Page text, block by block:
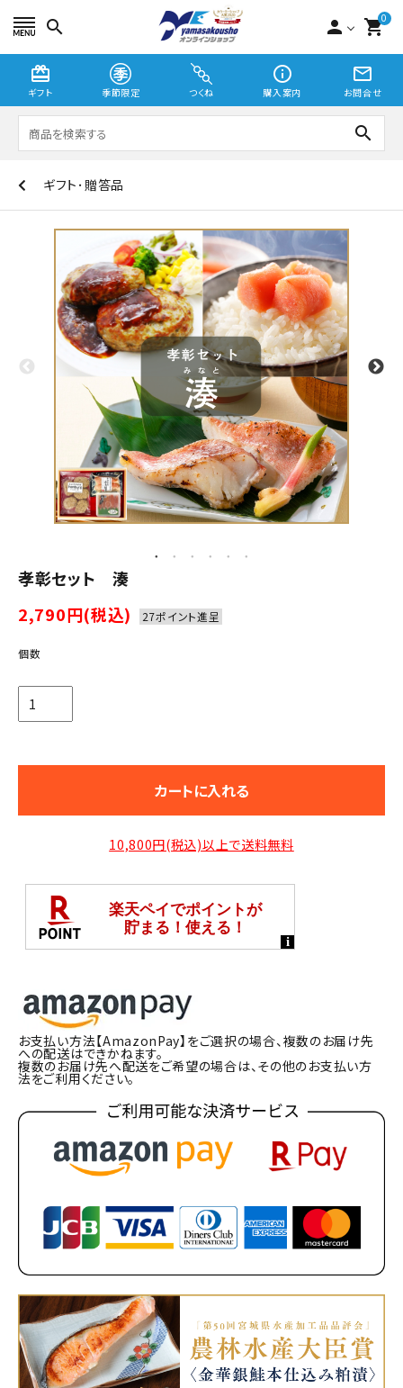
search person 0
shopping_cart
card_giftcard
ギフト 季節限定 つくね
info_outline
購入案内
mail_outline
お問合せ
search
つくね
切り身・漬魚
季節限定
贈り物
ギフト･贈答品
孝彰セット 湊
2,790円(税込)
27ポイント進呈
個数
カートに入れる
10,800円(税込)以上で送料無料
お支払い方法【AmazonPay】をご選択の場合、複数のお届け先
への配送はできかねます。
複数のお届け先へ配送をご希望の場合は、その他のお支払い方
法をご利用ください。